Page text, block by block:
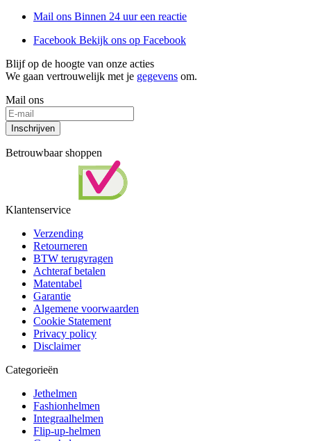
Mail ons Binnen 24 uur een reactie
Facebook Bekijk ons op Facebook
Blijf op de hoogte van onze acties
We gaan vertrouwelijk met je gegevens om.
Mail ons
Inschrijven
Betrouwbaar shoppen
Klantenservice
Verzending
Retourneren
BTW terugvragen
Achteraf betalen
Matentabel
Garantie
Algemene voorwaarden
Cookie Statement
Privacy policy
Disclaimer
Categorieën
Jethelmen
Fashionhelmen
Integraalhelmen
Flip-up-helmen